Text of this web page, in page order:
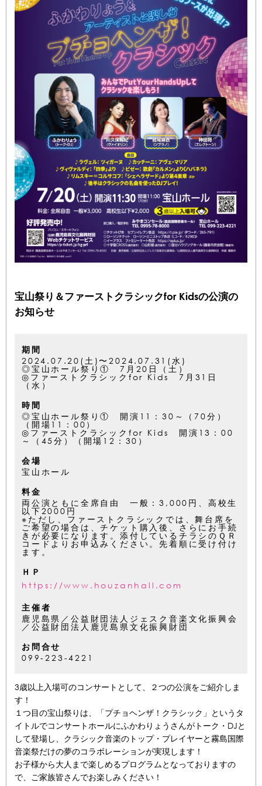
宝山祭り＆ファーストクラシックfor Kidsの公演の
お知らせ
期間
2024.07.20(土)〜2024.07.31(水)
◎宝山ホール祭り① 7月20日（土）
◎ファーストクラシックfor Kids 7月31日
（水）
時間
◎宝山ホール祭り① 開演11：30～（70分）
（開場11：00）
◎ファーストクラシックfor Kids 開演13：00
～（45分）（開場12：30）
会場
宝山ホール
料金
両公演ともに全席自由 一般：3,000円、高校生
以下2000円
※ただし、ファーストクラシックでは、舞台席を
ご希望の場合は、チケット購入後、さらにお手続
きが必要になります。添付しているチラシのＱＲ
コードよりお申込みください。先着順に受け付け
ます。
ＨＰ
https://www.houzanhall.com
主催者
鹿児島県／公益財団法人ジェスク音楽文化振興会
／公益財団法人鹿児島県文化振興財団
お問合せ
099-223-4221
3歳以上入場可のコンサートとして、２つの公演をご紹介しま
す！
１つ目の宝山祭りは、「プチョヘンザ！クラシック」というタ
イトルでコンサートホールにふかわりょうさんがトーク・DJと
して登場し、クラシック音楽のトップ・プレイヤーと霧島国際
音楽祭だけの夢のコラボレーションが実現します！
お子様から大人まで楽しめるプログラムとなっておりますの
で、ご家族皆さんでお楽しみください！